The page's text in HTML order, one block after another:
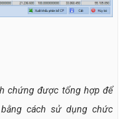
chứng được tổng hợp để
cách sử dụng chức